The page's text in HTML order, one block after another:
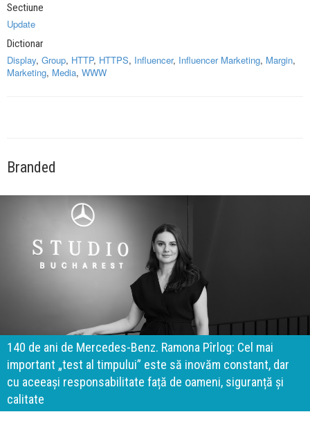
Sectiune
Update
Dictionar
Display, Group, HTTP, HTTPS, Influencer, Influencer Marketing, Margin,
Marketing, Media, WWW
Branded
140 de ani de Mercedes-Benz. Ramona Pîrlog: Cel mai
important „test al timpului” este să inovăm constant, dar
cu aceeași responsabilitate față de oameni, siguranță și
calitate